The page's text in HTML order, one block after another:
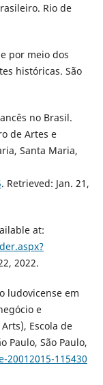
Rio de
por meio dos
históricas. São
no Brasil.
de Artes e
Santa Maria,
. Retrieved: Jan. 21,
at:
2022.
ludovicense em
e
Escola de
Paulo, São Paulo,
20012015-115430